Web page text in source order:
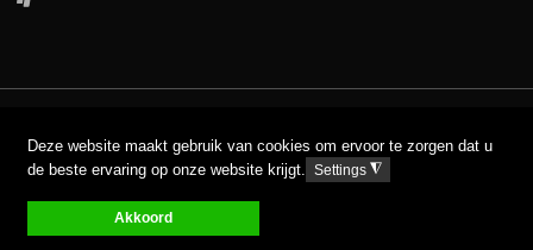
Deze website maakt gebruik van cookies om ervoor te zorgen dat u
de beste ervaring op onze website krijgt.
Settings◮
Akkoord
DISCLAIMERPRIVACY GPDR